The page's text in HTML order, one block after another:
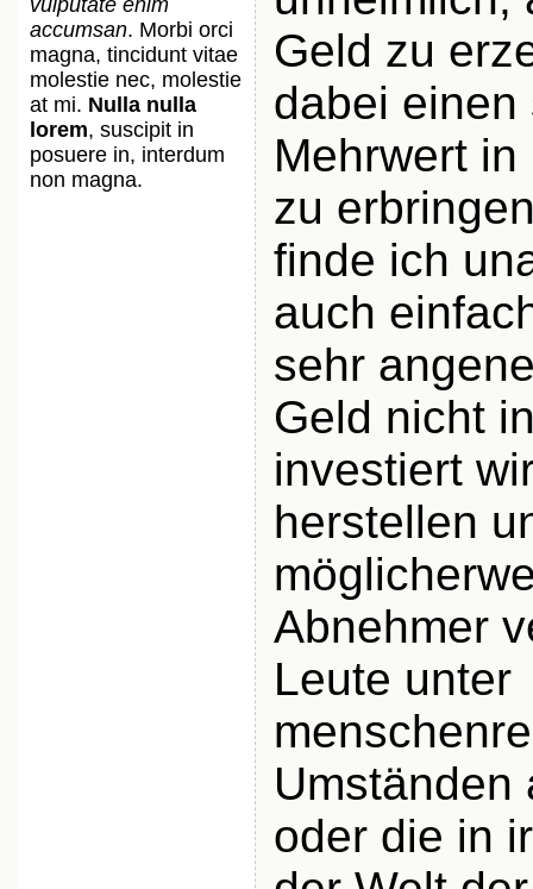
vulputate enim
accumsan. Morbi orci
magna, tincidunt vitae
molestie nec, molestie
at mi. Nulla nulla
lorem, suscipit in
posuere in, interdum
non magna.
Geld zu
dabei
Mehrwert
zu
finde ich
auch
sehr
Geld nicht
investiert
herstellen
Abnehmer
Leute unter
Umständen
oder die in